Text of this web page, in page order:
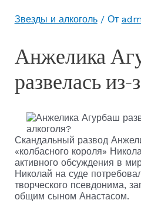
Звезды и алкоголь/ От
Анжелика
развелась из-
Скандальный развод
«колбасного короля»
активного обсуждения в
Николай на суде
творческого псевдонима,
общим сыном Анастасом.